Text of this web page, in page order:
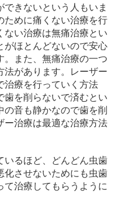
きないという人もいま
ために痛くない治療を行
ない治療は無痛治療とい
がほとんどないので安心
。また、無痛治療の一つ
法があります。レーザー
治療を行っていく方法
歯を削らないで済むとい
の音も静かなので歯を削
ー治療は最適な治療方法
いるほど、どんどん虫歯
化させないためにも虫歯
て治療してもらうように